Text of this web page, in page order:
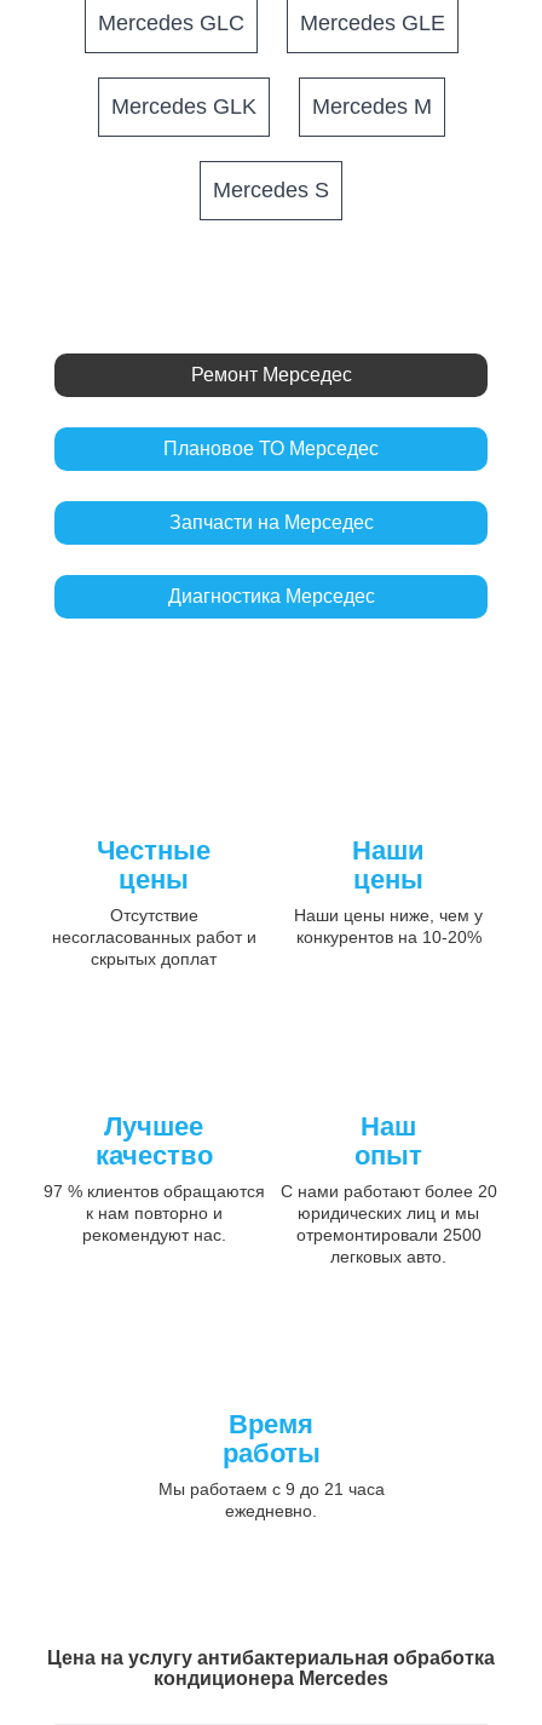
Mercedes GLC Mercedes GLE
Mercedes GLK Mercedes M
Mercedes S
Ремонт Мерседес
Плановое ТО Мерседес
Запчасти на Мерседес
Диагностика Мерседес
Честные
цены
Отсутствие
несогласованных работ и
скрытых доплат
Наши
цены
Наши цены ниже, чем у
конкурентов на 10-20%
Лучшее
качество
97 % клиентов обращаются
к нам повторно и
рекомендуют нас.
Наш
опыт
С нами работают более 20
юридических лиц и мы
отремонтировали 2500
легковых авто.
Время
работы
Мы работаем с 9 до 21 часа
ежедневно.
Цена на услугу антибактериальная обработка
кондиционера Mercedes